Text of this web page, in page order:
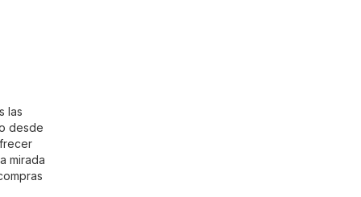
las
desde
mirada